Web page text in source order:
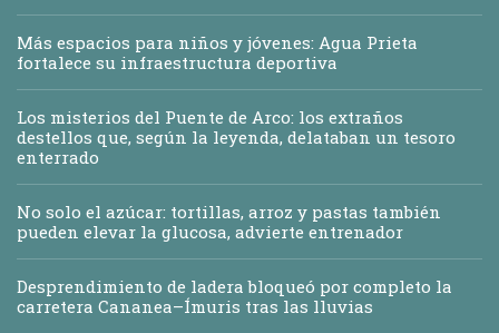
Más espacios para niños y jóvenes: Agua Prieta
fortalece su infraestructura deportiva
Los misterios del Puente de Arco: los extraños
destellos que, según la leyenda, delataban un tesoro
enterrado
No solo el azúcar: tortillas, arroz y pastas también
pueden elevar la glucosa, advierte entrenador
Desprendimiento de ladera bloqueó por completo la
carretera Cananea–Ímuris tras las lluvias